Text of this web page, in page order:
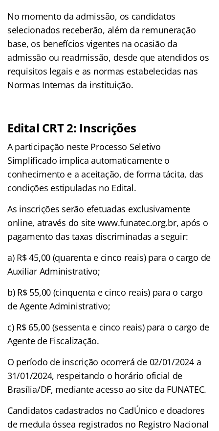
No momento da admissão, os candidatos
selecionados receberão, além da remuneração
base, os benefícios vigentes na ocasião da
admissão ou readmissão, desde que atendidos os
requisitos legais e as normas estabelecidas nas
Normas Internas da instituição.
Edital CRT 2: Inscrições
A participação neste Processo Seletivo
Simplificado implica automaticamente o
conhecimento e a aceitação, de forma tácita, das
condições estipuladas no Edital.
As inscrições serão efetuadas exclusivamente
online, através do site www.funatec.org.br, após o
pagamento das taxas discriminadas a seguir:
a) R$ 45,00 (quarenta e cinco reais) para o cargo de
Auxiliar Administrativo;
b) R$ 55,00 (cinquenta e cinco reais) para o cargo
de Agente Administrativo;
c) R$ 65,00 (sessenta e cinco reais) para o cargo de
Agente de Fiscalização.
O período de inscrição ocorrerá de 02/01/2024 a
31/01/2024, respeitando o horário oficial de
Brasília/DF, mediante acesso ao site da FUNATEC.
Candidatos cadastrados no CadÚnico e doadores
de medula óssea registrados no Registro Nacional